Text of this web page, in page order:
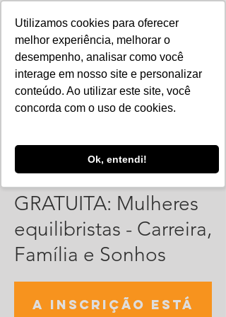
Utilizamos cookies para oferecer
melhor experiência, melhorar o
desempenho, analisar como você
interage em nosso site e personalizar
conteúdo. Ao utilizar este site, você
concorda com o uso de cookies.
Ok, entendi!
Palestra online
GRATUITA: Mulheres
equilibristas - Carreira,
Família e Sonhos
A inscrição está